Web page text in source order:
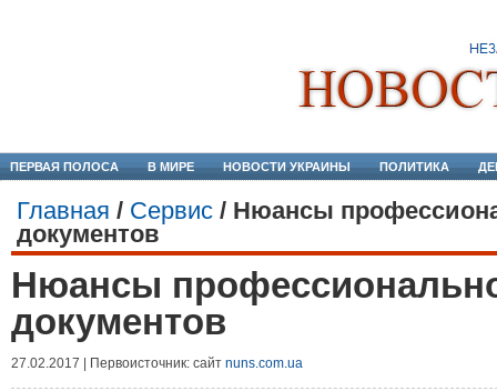
ПЕРВАЯ ПОЛОСА В МИРЕ НОВОСТИ УКРАИНЫ ПОЛИТИКА
Главная / Сервис / Нюансы
документов
Нюансы
документов
27.02.2017 | Первоисточник: сайт nuns.com.ua